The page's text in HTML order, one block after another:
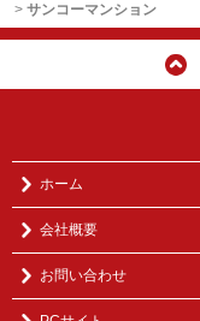
> サンコーマンション
ホーム
会社概要
お問い合わせ